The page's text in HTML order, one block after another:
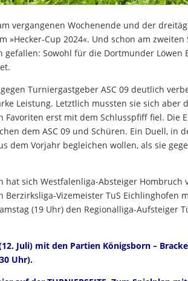
vergangenen Wochenende und der
»Hecker-Cup 2024«. Und schon am
Sowohl für die Dortmunder Löwen
Turniergastgeber ASC 09 deutlich
Leistung. Letztlich mussten sie sich aber
erst mit dem Schlusspfiff fiel. Die
dem ASC 09 und Schüren. Ein Duell, in
dem Vorjahr begleichen wollen, als sie
sich Westfalenliga-Absteiger Hombruch
Vizemeister TuS Eichlinghofen
(19 Uhr) den Regionalliga-Aufsteiger
Juli) mit den Partien Königsborn –
Uhr).